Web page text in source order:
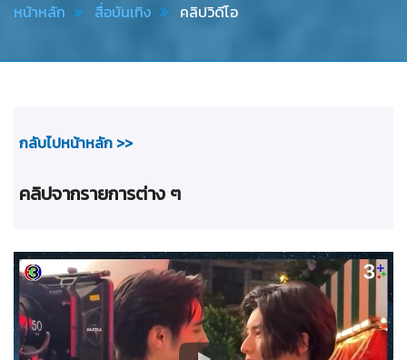
หน้าหลัก สื่อบันเทิง คลิปวิดีโอ
กลับไปหน้าหลัก >>
คลิปจากรายการต่าง ๆ